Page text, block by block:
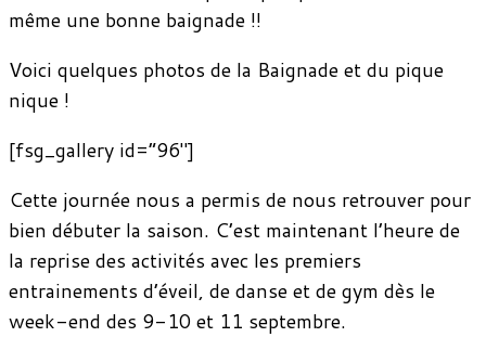
même une bonne baignade !!
Voici quelques photos de la Baignade et du pique
nique !
[fsg_gallery id=”96″]
Cette journée nous a permis de nous retrouver pour
bien débuter la saison. C’est maintenant l’heure de
la reprise des activités avec les premiers
entrainements d’éveil, de danse et de gym dès le
week-end des 9-10 et 11 septembre.